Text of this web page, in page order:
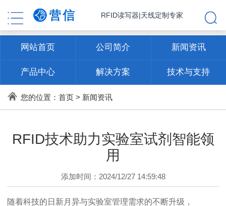
RFID读写器|天线定制专家
网站首页 公司简介 新闻资讯
产品中心 解决方案 技术与支持
联系方式
您的位置： 首页> 新闻资讯
RFID技术助力实验室试剂智能领
用
添加时间：2024/12/27 14:59:48
随着科技的日新月异与实验室管理需求的不断升级，